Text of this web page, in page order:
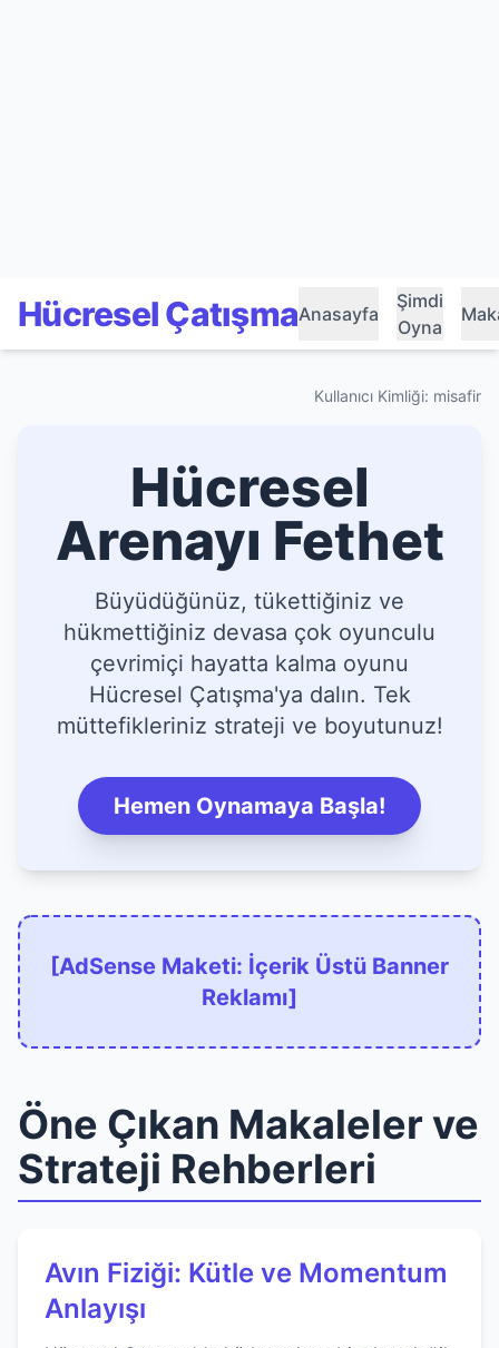
Hücresel ÇatışmaAnasayfa
Şimdi
Oyna
Kullanıcı Kimliği: misafir
Hücresel
Arenayı Fethet
Büyüdüğünüz, tükettiğiniz ve
hükmettiğiniz devasa çok oyunculu
çevrimiçi hayatta kalma oyunu
Hücresel Çatışma'ya dalın. Tek
müttefikleriniz strateji ve boyutunuz!
Hemen Oynamaya Başla!
[AdSense Maketi: İçerik Üstü Banner
Reklamı]
Öne Çıkan Makaleler ve
Strateji Rehberleri
Avın Fiziği: Kütle ve Momentum
Anlayışı